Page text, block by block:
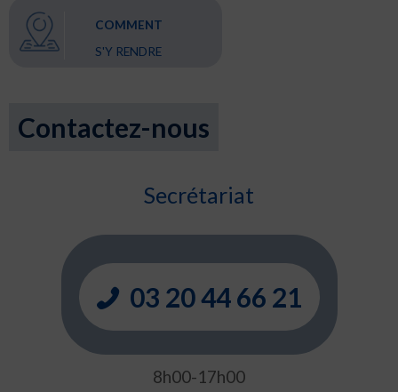
COMMENT
S'Y RENDRE
Contactez-nous
Secrétariat
03 20 44 66 21
8h00-17h00